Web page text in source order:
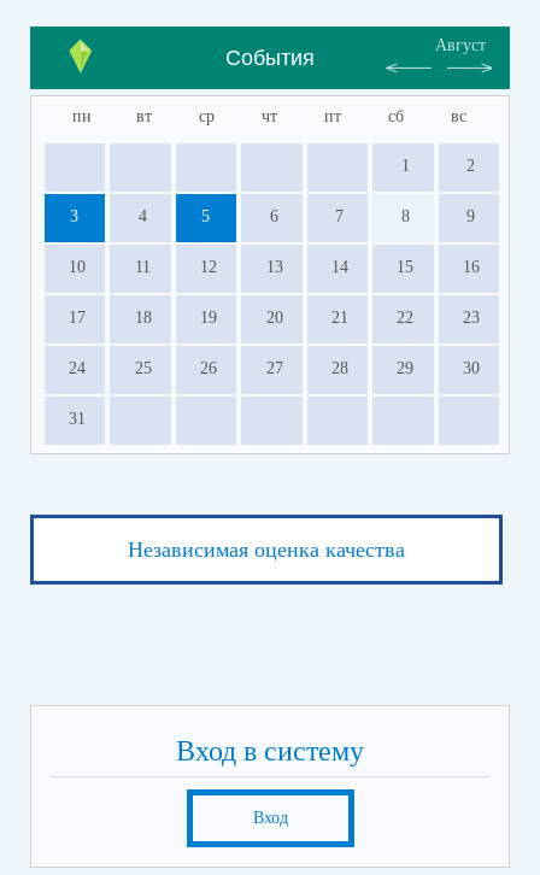
События
Август
пн вт ср чт пт сб вс
1 2
3 4 5 6 7 8 9
10 11 12 13 14 15 16
17 18 19 20 21 22 23
24 25 26 27 28 29 30
31
Независимая оценка качества
Вход в систему
Вход